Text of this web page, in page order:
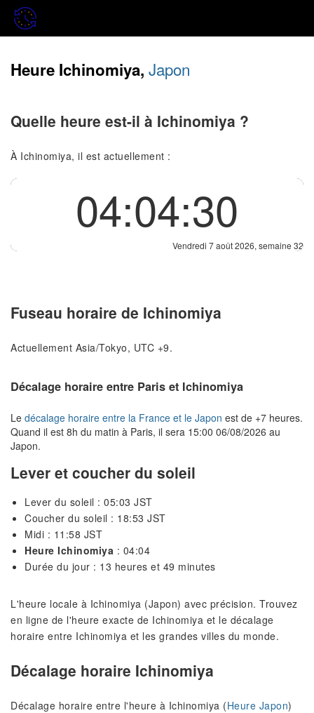
Heure Ichinomiya, Japon
Quelle heure est-il à Ichinomiya ?
À Ichinomiya, il est actuellement :
04:04:30
Vendredi 7 août 2026, semaine 32
Fuseau horaire de Ichinomiya
Actuellement Asia/Tokyo, UTC +9.
Décalage horaire entre Paris et Ichinomiya
Le décalage horaire entre la France et le Japon est de +7 heures.
Quand il est 8h du matin à Paris, il sera 15:00 06/08/2026 au
Japon.
Lever et coucher du soleil
Lever du soleil : 05:03 JST
Coucher du soleil : 18:53 JST
Midi : 11:58 JST
Heure Ichinomiya : 04:04
Durée du jour : 13 heures et 49 minutes
L'heure locale à Ichinomiya (Japon) avec précision. Trouvez
en ligne de l'heure exacte de Ichinomiya et le décalage
horaire entre Ichinomiya et les grandes villes du monde.
Décalage horaire Ichinomiya
Décalage horaire entre l'heure à Ichinomiya (Heure Japon)